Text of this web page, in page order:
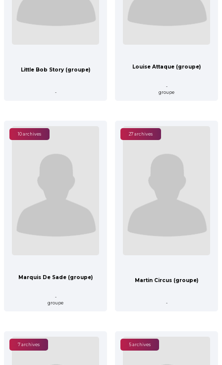
Little Bob Story (groupe)
-
Louise Attaque (groupe)
-
groupe
10 archives
Marquis De Sade (groupe)
-
groupe
27 archives
Martin Circus (groupe)
-
7 archives 5 archives